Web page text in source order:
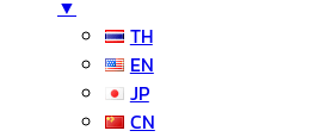
▼
TH
EN
JP
CN